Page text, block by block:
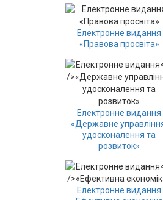
Електронне видання
«Правова просвіта»
Електронне видання
«Державне
удосконалення та
розвиток»
Електронне видання